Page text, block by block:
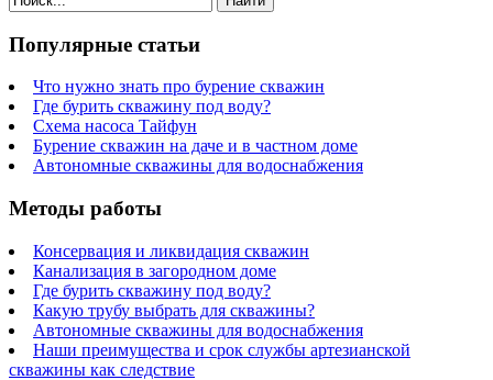
Популярные статьи
Что нужно знать про бурение скважин
Где бурить скважину под воду?
Схема насоса Тайфун
Бурение скважин на даче и в частном доме
Автономные скважины для водоснабжения
Методы работы
Консервация и ликвидация скважин
Канализация в загородном доме
Где бурить скважину под воду?
Какую трубу выбрать для скважины?
Автономные скважины для водоснабжения
Наши преимущества и срок службы артезианской
скважины как следствие